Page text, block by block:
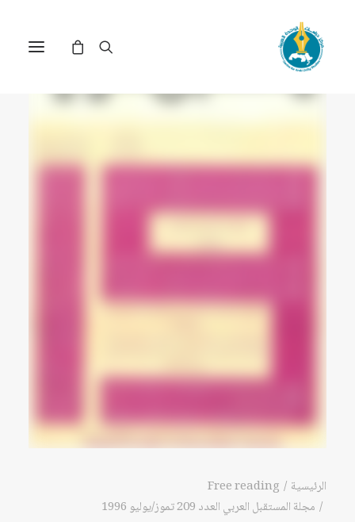
الرئيسية
Free reading
مجلة المستقبل العربي العدد 209 تموز/يوليو 1996